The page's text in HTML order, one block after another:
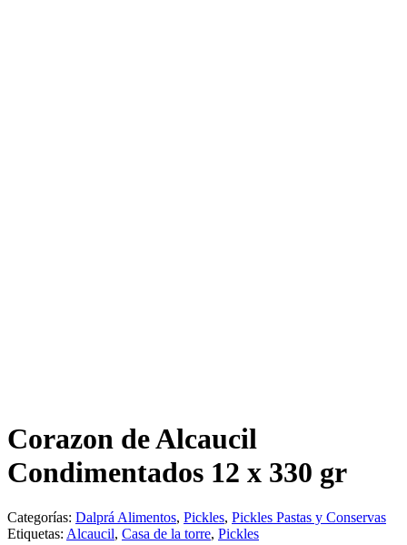
Corazon de Alcaucil
Condimentados 12 x 330 gr
Categorías: Dalprá Alimentos, Pickles, Pickles Pastas y Conservas
Etiquetas: Alcaucil, Casa de la torre, Pickles